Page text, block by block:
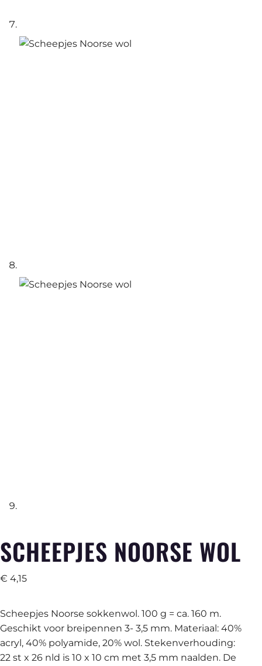
SCHEEPJES NOORSE WOL
€ 4,15
Scheepjes Noorse sokkenwol. 100 g = ca. 160 m.
Geschikt voor breipennen 3- 3,5 mm. Materiaal: 40%
acryl, 40% polyamide, 20% wol. Stekenverhouding:
22 st x 26 nld is 10 x 10 cm met 3,5 mm naalden. De